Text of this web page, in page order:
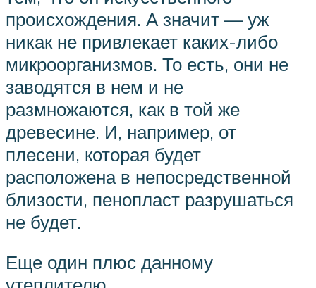
происхождения. А значит — уж
никак не привлекает каких-либо
микроорганизмов. То есть, они не
заводятся в нем и не
размножаются, как в той же
древесине. И, например, от
плесени, которая будет
расположена в непосредственной
близости, пенопласт разрушаться
не будет.
Еще один плюс данному